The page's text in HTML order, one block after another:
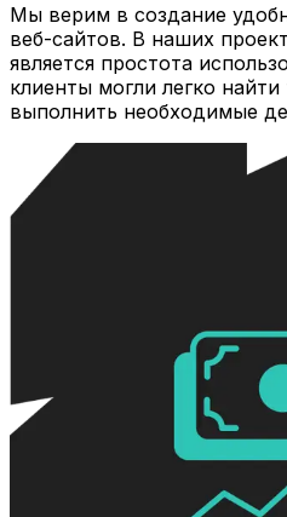
Мы верим в создание
веб-сайтов. В наших
является простота
клиенты могли легко
выполнить необходимые